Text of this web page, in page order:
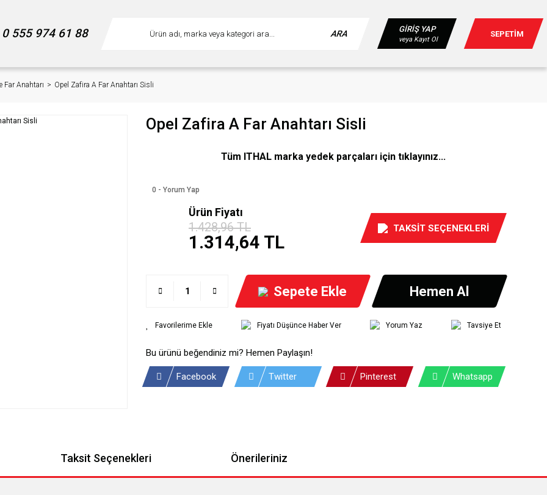
0 555 974 61 88 ARA GİRİŞ YAP
veya Kayıt Ol
SEPETİM
Far Anahtarı Opel Zafira A Far Anahtarı Sisli
Opel Zafira A Far Anahtarı Sisli
Tüm ITHAL marka yedek parçaları için tıklayınız...
0 - Yorum Yap
Ürün Fiyatı
1.428,96 TL
1.314,64 TL
TAKSİT SEÇENEKLERİ
Sepete Ekle Hemen Al
Fiyatı Düşünce Haber Ver Yorum Yaz Tavsiye Et
Bu ürünü beğendiniz mi? Hemen Paylaşın!
Facebook Twitter Pinterest Whatsapp
Taksit Seçenekleri Önerileriniz